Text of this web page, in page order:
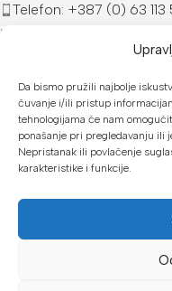
Da bismo pružili najbolje
čuvanje i/ili pristup
tehnologijama će nam
ponašanje pri pregledavanju ili
Nepristanak ili povlačenje
karakteristike i funkcije.
Telefon: +387 (0) 63 113
Pon-Pet 08-16h / Sub
PROALAT.BA
UVJETI KUPOVINE
NAČINI PLAĆANJA
U našoj web trgovini
Kreditnim karticama